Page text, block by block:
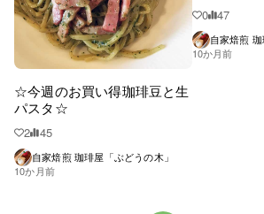
☆今週のお買い得珈琲豆と生
パスタ☆
2 45
自家焙煎 珈琲屋「ぶどうの木」
10か月前
0 47
自家焙煎 珈
10か月前